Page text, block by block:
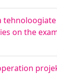
on the